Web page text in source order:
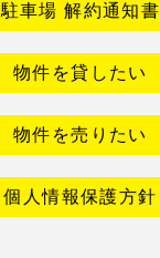
駐車場 解約通知書
物件を貸したい
物件を売りたい
個人情報保護方針